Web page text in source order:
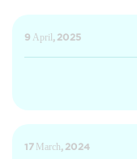
9 April, 2025
17 March, 2024